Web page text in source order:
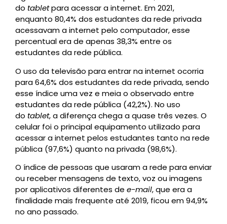
do tabletpara acessar a internet. Em 2021,
enquanto 80,4% dos estudantes da rede privada
acessavam a internet pelo computador, esse
percentual era de apenas 38,3% entre os
estudantes da rede pública.
O uso da televisão para entrar na internet ocorria
para 64,6% dos estudantes da rede privada, sendo
esse índice uma vez e meia o observado entre
estudantes da rede pública (42,2%). No uso
do tablet, a diferença chega a quase três vezes. O
celular foi o principal equipamento utilizado para
acessar a internet pelos estudantes tanto na rede
pública (97,6%) quanto na privada (98,6%).
O índice de pessoas que usaram a rede para enviar
ou receber mensagens de texto, voz ou imagens
por aplicativos diferentes de e-mail, que era a
finalidade mais frequente até 2019, ficou em 94,9%
no ano passado.